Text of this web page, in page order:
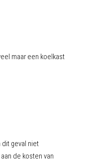
maar een koelkast
geval niet
de kosten van